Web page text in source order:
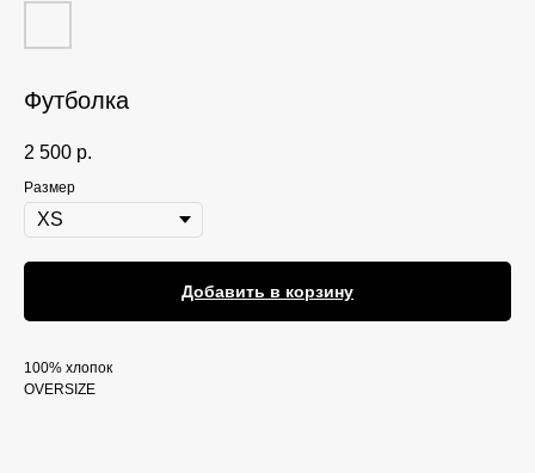
Футболка
2 500 р.
Размер
Добавить в корзину
100% хлопок
OVERSIZE